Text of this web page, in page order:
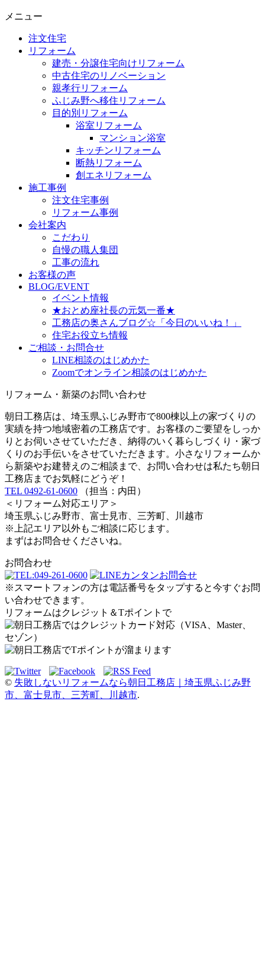
メニュー
注文住宅
リフォーム
建売・分譲住宅向けリフォーム
中古住宅のリノベーション
親孝行リフォーム
ふじみ野へ移住リフォーム
目的別リフォーム
浴室リフォーム
マンション浴室
キッチンリフォーム
断熱リフォーム
創エネリフォーム
施工事例
注文住宅事例
リフォーム事例
会社案内
こだわり
自慢の職人集団
工事の流れ
お客様の声
BLOG/EVENT
イベント情報
★おとめ座社長の元気一番★
工務店の奥さんブログ☆「今日のいいね！」
住宅お役立ち情報
ご相談・お問合せ
LINE相談のはじめかた
Zoomでオンライン相談のはじめかた
リフォーム・新築のお問い合わせ
朝日工務店は、埼玉県ふじみ野市で800棟以上の家づくりの
実績を持つ地域密着の工務店です。お客様のご要望をしっか
りとお伺いさせていただき、納得のいく暮らしづくり・家づ
くりのお手伝いをさせていただきます。小さなリフォームか
ら新築やお建替えのご相談まで、お問い合わせは私たち朝日
工務店までお気軽にどうぞ！
TEL 0492-61-0600 （担当：内田）
＜リフォーム対応エリア＞
埼玉県ふじみ野市、富士見市、三芳町、川越市
※上記エリア以外もご相談に応じます。
まずはお問合せくださいね。
お問合わせ
※スマートフォンの方は電話番号をタップすると今すぐお問
い合わせできます。
リフォームはクレジット＆Tポイントで
© 失敗しないリフォームなら朝日工務店｜埼玉県ふじみ野
市、富士見市、三芳町、川越市.